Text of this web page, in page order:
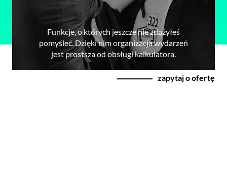
Funkcje, o których jeszcze nie zdążyłeś
pomyśleć. Dzięki nim organizacja wydarzeń
jest prostsza od obsługi kalkulatora.
zapytaj o ofertę